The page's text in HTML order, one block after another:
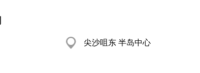
尖沙咀东 半岛中心